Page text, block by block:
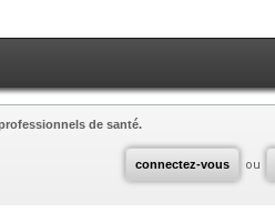
connectez-vous ou
de santé.